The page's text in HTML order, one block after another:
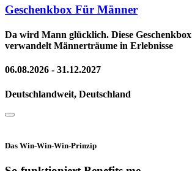
Geschenkbox Für Männer
Da wird Mann glücklich. Diese Geschenkbox
verwandelt Männerträume in Erlebnisse
06.08.2026 - 31.12.2027
Deutschlandweit, Deutschland
Das Win-Win-Win-Prinzip